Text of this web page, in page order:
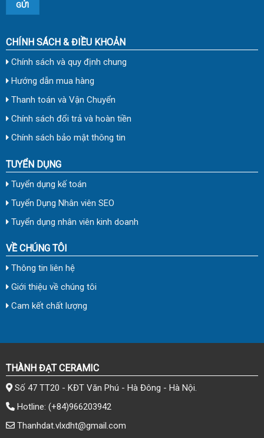
CHÍNH SÁCH & ĐIỀU KHOẢN
Chính sách và quy định chung
Hướng dẫn mua hàng
Thanh toán và Vận Chuyển
Chính sách đổi trả và hoàn tiền
Chính sách bảo mật thông tin
TUYỂN DỤNG
Tuyển dụng kế toán
Tuyển Dụng Nhân viên SEO
Tuyển dụng nhân viên kinh doanh
VỀ CHÚNG TÔI
Thông tin liên hệ
Giới thiệu về chúng tôi
Cam kết chất lượng
THÀNH ĐẠT CERAMIC
Số 47 TT20 - KĐT Văn Phú - Hà Đông - Hà Nội.
Hotline: (+84)966203942
Thanhdat.vlxdht@gmail.com